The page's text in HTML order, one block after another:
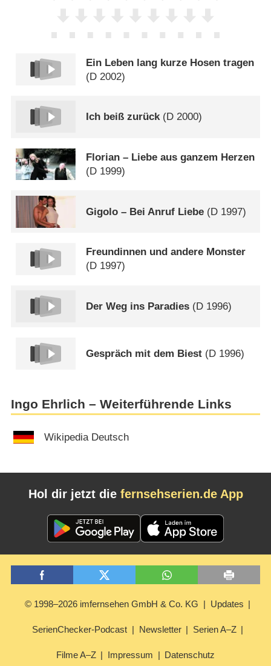
Ein Leben lang kurze Hosen tragen
(D 2002)
Ich beiß zurück(D 2000)
Florian – Liebe aus ganzem Herzen
(D 1999)
Gigolo – Bei Anruf Liebe (D 1997)
Freundinnen und andere Monster
(D 1997)
Der Weg ins Paradies (D 1996)
Gespräch mit dem Biest (D 1996)
Ingo Ehrlich – Weiterführende Links
Wikipedia Deutsch
Hol dir jetzt die fernsehserien.de App
© 1998–2026 imfernsehen GmbH & Co. KG Updates
SerienChecker-Podcast Newsletter Serien A–Z
Filme A–Z Impressum Datenschutz